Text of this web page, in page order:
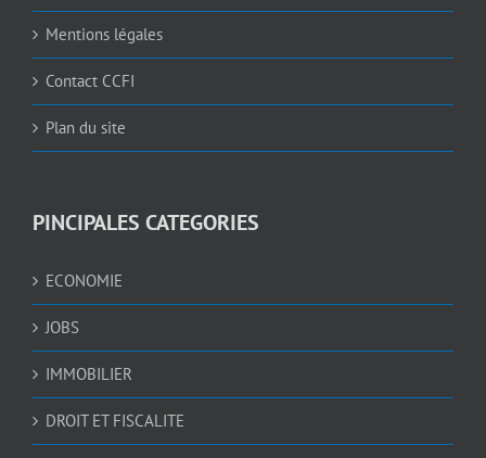
Mentions légales
Contact CCFI
Plan du site
PINCIPALES CATEGORIES
ECONOMIE
JOBS
IMMOBILIER
DROIT ET FISCALITE